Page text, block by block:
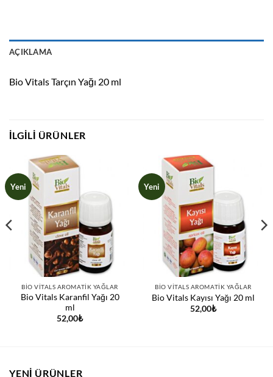
AÇIKLAMA
Bio Vitals Tarçın Yağı 20 ml
İLGILI ÜRÜNLER
Yeni
BIO VITALS AROMATIK YAĞLAR
Bio Vitals Karanfil Yağı 20
ml
52,00₺
Yeni
BIO VITALS AROMATIK YAĞLAR
Bio Vitals Kayısı Yağı 20 ml
52,00₺
YENI ÜRÜNLER